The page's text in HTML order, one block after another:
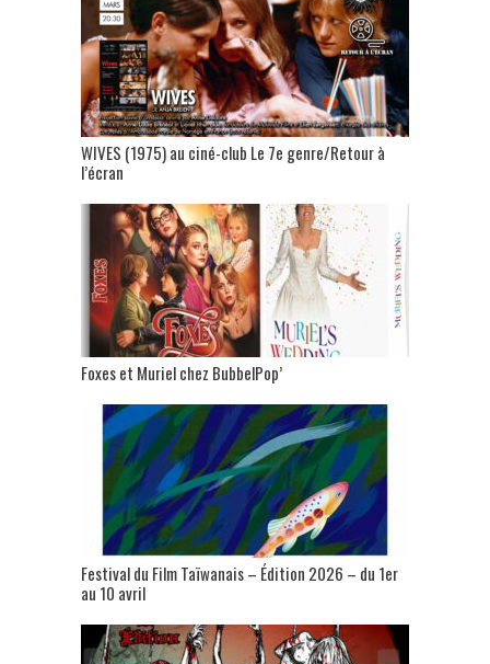
WIVES (1975) au ciné-club Le 7e genre/Retour à
l’écran
Foxes et Muriel chez BubbelPop’
Festival du Film Taïwanais – Édition 2026 – du 1er
au 10 avril